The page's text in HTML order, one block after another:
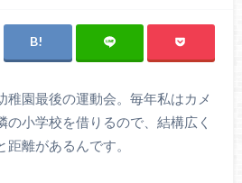
稚園最後の運動会。毎年私はカメ
の小学校を借りるので、結構広く
離があるんです。